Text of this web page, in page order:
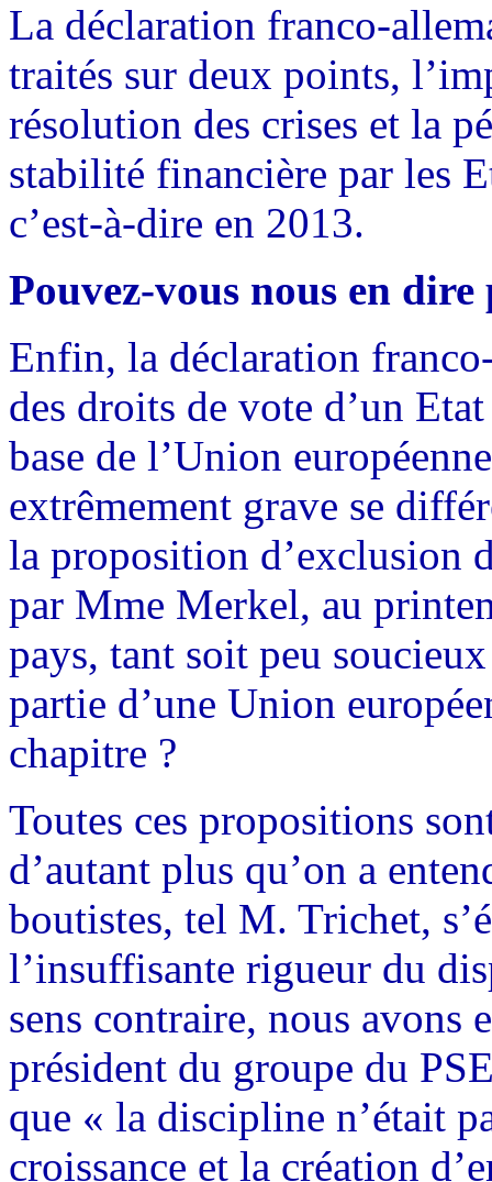
La déclaration franco-
traités sur deux points,
résolution des crises et la
stabilité financière par les
c’est-à-dire en 2013.
Pouvez-vous nous en
Enfin, la déclaration
des droits de vote d’un
base de l’Union
extrêmement grave se
la proposition d’exclusion
par Mme Merkel, au
pays, tant soit peu
partie d’une Union
chapitre ?
Toutes ces propositions
d’autant plus qu’on a
boutistes, tel M. Trichet,
l’insuffisante rigueur du
sens contraire, nous
président du groupe du
que « la discipline n’était
croissance et la création